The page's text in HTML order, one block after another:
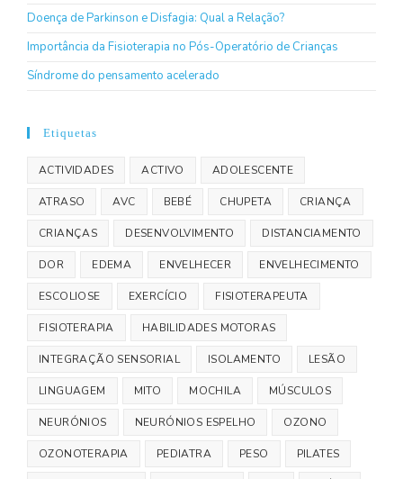
Doença de Parkinson e Disfagia: Qual a Relação?
Importância da Fisioterapia no Pós-Operatório de Crianças
Síndrome do pensamento acelerado
Etiquetas
ACTIVIDADES ACTIVO ADOLESCENTE
ATRASO AVC BEBÉ CHUPETA CRIANÇA
CRIANÇAS DESENVOLVIMENTO DISTANCIAMENTO
DOR EDEMA ENVELHECER ENVELHECIMENTO
ESCOLIOSE EXERCÍCIO FISIOTERAPEUTA
FISIOTERAPIA HABILIDADES MOTORAS
INTEGRAÇÃO SENSORIAL ISOLAMENTO LESÃO
LINGUAGEM MITO MOCHILA MÚSCULOS
NEURÓNIOS NEURÓNIOS ESPELHO OZONO
OZONOTERAPIA PEDIATRA PESO PILATES